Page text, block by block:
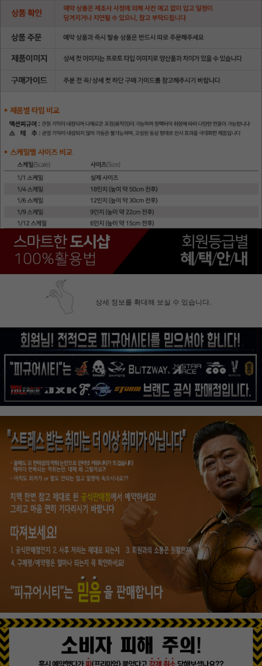
상세 정보를 확대해 보실 수 있습니다.